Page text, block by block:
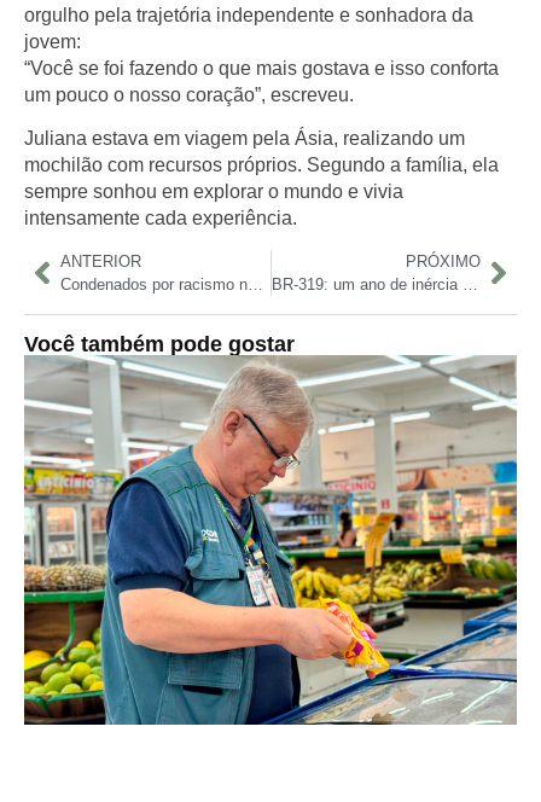
orgulho pela trajetória independente e sonhadora da
jovem:
“Você se foi fazendo o que mais gostava e isso conforta
um pouco o nosso coração”, escreveu.
Juliana estava em viagem pela Ásia, realizando um
mochilão com recursos próprios. Segundo a família, ela
sempre sonhou em explorar o mundo e vivia
intensamente cada experiência.
ANTERIOR
PRÓXIMO
Você também pode gostar